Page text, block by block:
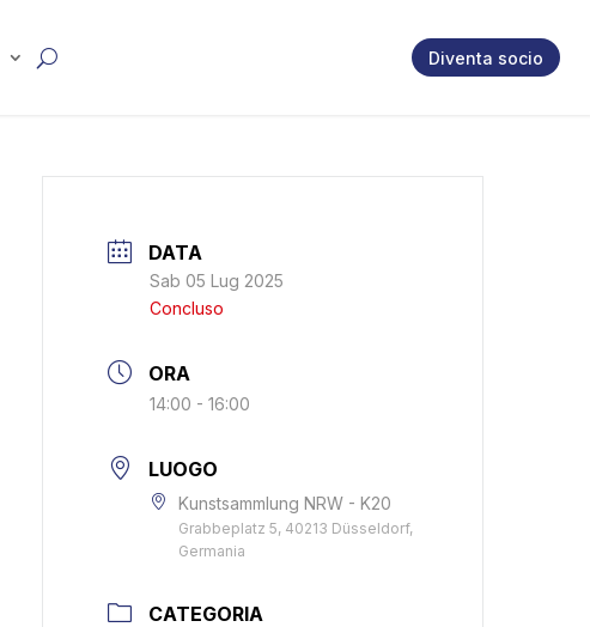
Diventa socio
DATA
Sab 05 Lug 2025
Concluso
ORA
14:00 - 16:00
LUOGO
Kunstsammlung NRW - K20
Grabbeplatz 5, 40213 Düsseldorf,
Germania
CATEGORIA